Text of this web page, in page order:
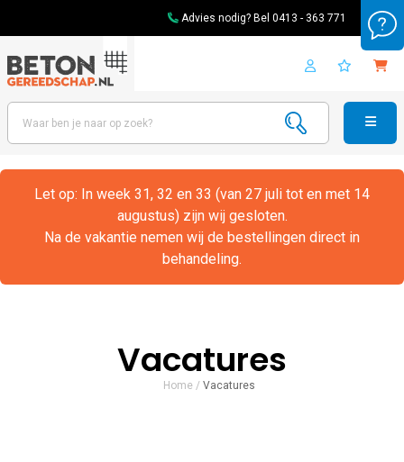
Advies nodig? Bel 0413 - 363 771
Let op: In week 31, 32 en 33 (van 27 juli tot en met 14
augustus) zijn wij gesloten.
Na de vakantie nemen wij de bestellingen direct in
behandeling.
Vacatures
Home / Vacatures